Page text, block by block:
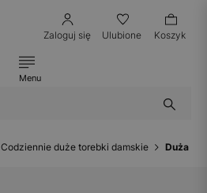
Zaloguj się Ulubione Koszyk
Menu
Codziennie duże torebki damskie Duża